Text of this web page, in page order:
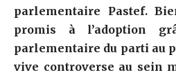
parlementaire Pastef.
promis à l’adoption
parlementaire du parti au
vive controverse au sein